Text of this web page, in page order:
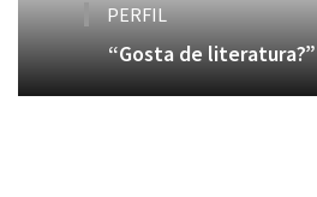
PERFIL
“Gosta de literatura?”